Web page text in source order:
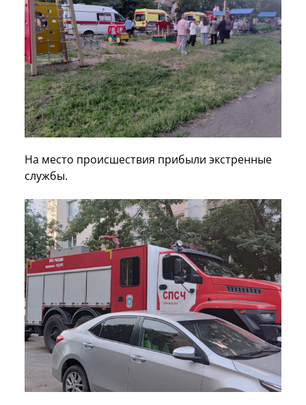
На место происшествия прибыли экстренные
службы.